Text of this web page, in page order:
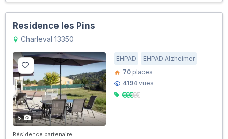
Residence les Pins
Charleval 13350
5
EHPAD
EHPAD Alzheimer
70 places
4194 vues
Résidence partenaire